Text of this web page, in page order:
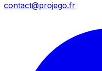
contact@projego.fr